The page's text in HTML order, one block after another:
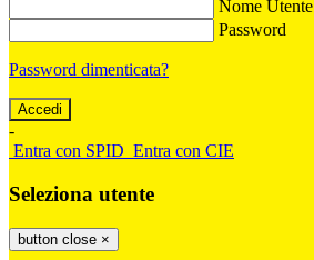
Nome Utente
Password
Password dimenticata?
-
Entra con SPID Entra con CIE
Seleziona utente
button close ×